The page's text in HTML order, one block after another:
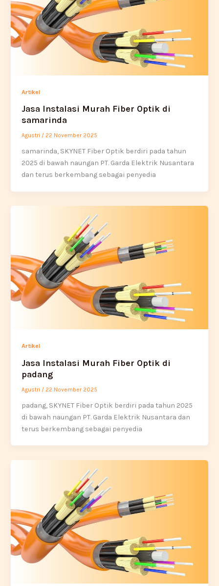
Artikel
Jasa Instalasi Murah Fiber Optik di
samarinda
Agustri / 22 November 2025
samarinda, SKYNET Fiber Optik berdiri pada tahun
2025 di bawah naungan PT. Garda Elektrik Nusantara
dan terus berkembang sebagai penyedia
Artikel
Jasa Instalasi Murah Fiber Optik di
padang
Agustri / 22 November 2025
padang, SKYNET Fiber Optik berdiri pada tahun 2025
di bawah naungan PT. Garda Elektrik Nusantara dan
terus berkembang sebagai penyedia